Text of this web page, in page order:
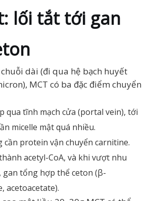
lối tắt tới gan
chuỗi dài (đi qua hệ bạch huyết
MCT có ba đặc điểm chuyển
qua tĩnh mạch cửa (portal vein), tới
micelle mật quá nhiều.
cần protein vận chuyển carnitine.
acetyl-CoA, và khi vượt nhu
gan tổng hợp thể ceton (β-
acetoacetate).